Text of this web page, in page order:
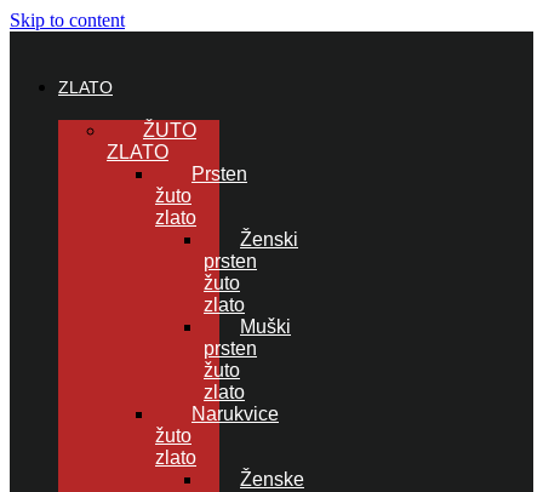
Skip to content
ZLATO
ŽUTO
ZLATO
Prsten
žuto
zlato
Ženski
prsten
žuto
zlato
Muški
prsten
žuto
zlato
Narukvice
žuto
zlato
Ženske